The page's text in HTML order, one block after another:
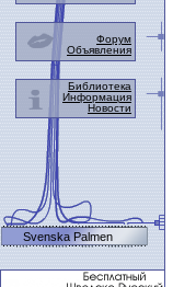
Форум
Объявления
Библиотека
Информация
Новости
Svenska Palmen